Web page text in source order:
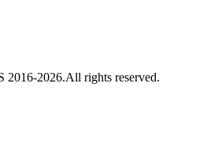
2016-2026.All rights reserved.